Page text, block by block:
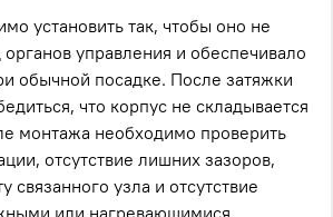
установить так, чтобы оно не
управления и обеспечивало
обычной посадке. После затяжки
что корпус не складывается
монтажа необходимо проверить
отсутствие лишних зазоров,
связанного узла и отсутствие